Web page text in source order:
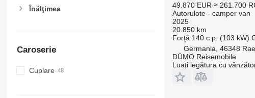
Înălţimea
Caroserie
Cuplare
49.870 EUR ≈ 261.700
Autorulote - camper van
2025
20.850 km
Forţă 140 c.p. (103 kW)
Germania, 46348
DÜMO Reisemobile
Luați legătura cu